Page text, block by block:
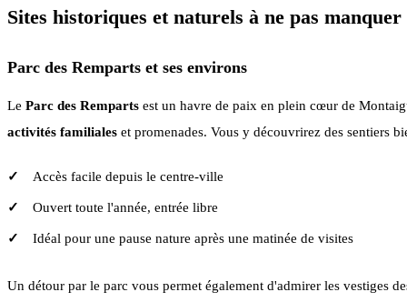
Sites historiques et naturels à ne pas manquer
Parc des Remparts et ses environs
Le Parc des Remparts est un havre de paix en plein cœur de
activités familiales et promenades. Vous y découvrirez des sentiers
Accès facile depuis le centre-ville
Ouvert toute l'année, entrée libre
Idéal pour une pause nature après une matinée de visites
Un détour par le parc vous permet également d'admirer les vestiges